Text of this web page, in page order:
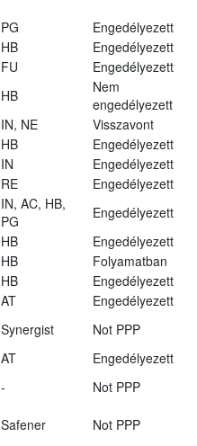
PG
Engedélyezett
HB
Engedélyezett
FU
Engedélyezett
HB
Nem
engedélyezett
IN, NE
Visszavont
HB
Engedélyezett
IN
Engedélyezett
RE
Engedélyezett
IN, AC, HB,
PG
Engedélyezett
HB
Engedélyezett
HB
Folyamatban
HB
Engedélyezett
AT
Engedélyezett
Synergist
Not PPP
AT
Engedélyezett
-
Not PPP
Safener
Not PPP